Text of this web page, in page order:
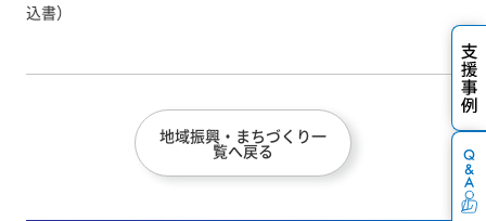
込書）
地域振興・まちづくり一
覧へ戻る